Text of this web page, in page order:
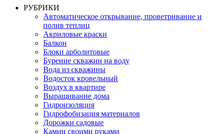
РУБРИКИ
Автоматическое открывание, проветривание и
полив теплиц
Акриловые краски
Балкон
Блоки арболитовые
Бурение скважин на воду
Вода из скважины
Водосток кровельный
Воздух в квартире
Выращивание дома
Гидроизоляция
Гидрофобизация материалов
Дорожки садовые
Камин своими руками